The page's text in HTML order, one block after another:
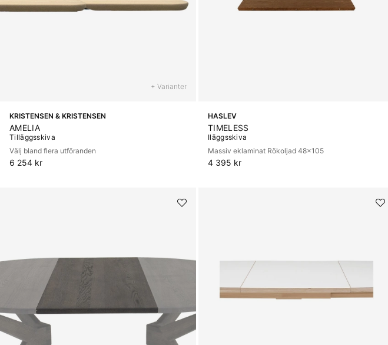
+ Varianter
KRISTENSEN & KRISTENSEN
AMELIA
Tilläggsskiva
Välj bland flera utföranden
6 254 kr
HASLEV
TIMELESS
Iläggsskiva
Massiv eklaminat Rökoljad 48x105
4 395 kr